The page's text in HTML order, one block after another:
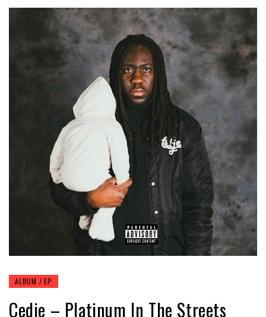
ALBUM / EP
Cedje – Platinum In The Streets